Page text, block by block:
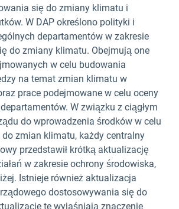
się do zmiany klimatu i
W DAP określono polityki i
departamentów w zakresie
do zmiany klimatu. Obejmują one
w celu budowania
na temat zmian klimatu w
prace podejmowane w celu oceny
W związku z ciągłym
do wprowadzenia środków w celu
zmian klimatu, każdy centralny
przedstawił krótką aktualizację
w zakresie ochrony środowiska,
Istnieje również aktualizacja
dostosowywania się do
te wyjaśniają znaczenie